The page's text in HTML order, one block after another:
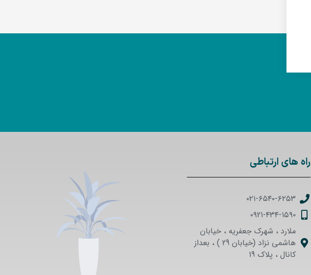
راه های ارتباطی
۰۲۱-۶۵۴۰-۶۲۵۳
۰۹21-۴۳۴-۱۵۹۰
ملارد ، شهرک جعفریه ، خیابان
هاشمی نزاد (خیابان 29 ) ، بعداز
کانال ، پلاک 19